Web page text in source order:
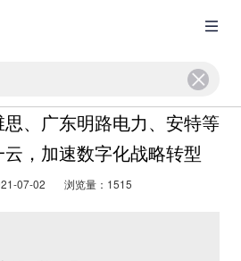
、广东明路电力、安特等
，加速数字化战略转型
07-02 浏览量：1515